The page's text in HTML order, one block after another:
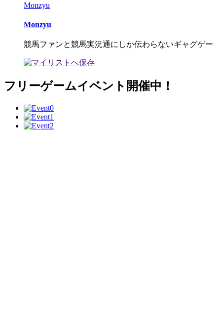
Monzyu
Monzyu
競馬ファンと競馬実況通にしか伝わらないギャグゲー
フリーゲームイベント開催中！